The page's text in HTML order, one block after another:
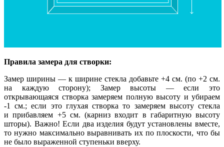
Правила замера для створки:
Замер ширины — к ширине стекла добавьте +4 см. (по +2 см.
на каждую сторону); Замер высоты — если это
открывающаяся створка замеряем полную высоту и убираем
-1 см.; если это глухая створка то замеряем высоту стекла
и прибавляем +5 см. (карниз входит в габаритную высоту
шторы). Важно! Если два изделия будут установлены вместе,
то нужно максимально выравнивать их по плоскости, что бы
не было выраженной ступеньки вверху.